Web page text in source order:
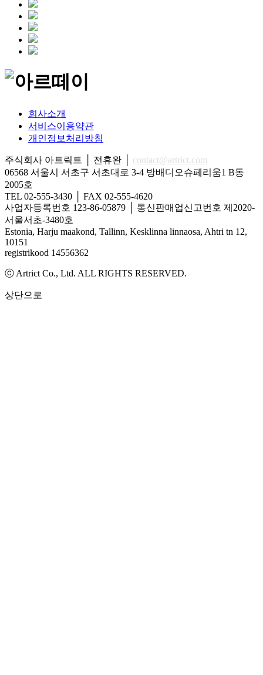
회사소개
서비스이용약관
개인정보처리방침
주식회사 아트릭트 │ 전휴완 │ contact@artrict.com
06568 서울시 서초구 서초대로 3-4 방배디오슈페리움1 B동
2005호
TEL 02-555-3430 │ FAX 02-555-4620
사업자등록번호 123-86-05879 │ 통신판매업신고번호 제2020-
서울서초-3480호
Estonia, Harju maakond, Tallinn, Kesklinna linnaosa, Ahtri tn 12,
10151
registrikood 14556362
ⓒ Artrict Co., Ltd. ALL RIGHTS RESERVED.
상단으로